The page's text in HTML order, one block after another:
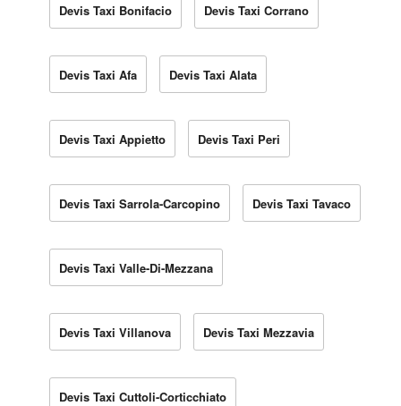
Devis Taxi Bonifacio Devis Taxi Corrano
Devis Taxi Afa Devis Taxi Alata
Devis Taxi Appietto Devis Taxi Peri
Devis Taxi Sarrola-Carcopino Devis Taxi Tavaco
Devis Taxi Valle-Di-Mezzana
Devis Taxi Villanova Devis Taxi Mezzavia
Devis Taxi Cuttoli-Corticchiato